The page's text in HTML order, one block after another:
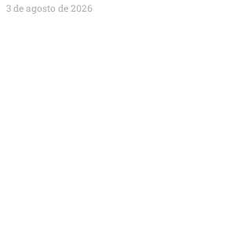
3 de agosto de 2026